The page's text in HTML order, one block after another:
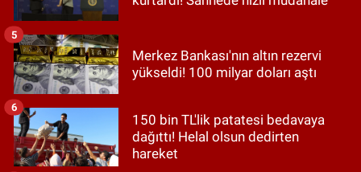
Merkez Bankası'nın altın rezervi
yükseldi! 100 milyar doları aştı
5
150 bin TL'lik patatesi bedavaya
dağıttı! Helal olsun dedirten
hareket
6